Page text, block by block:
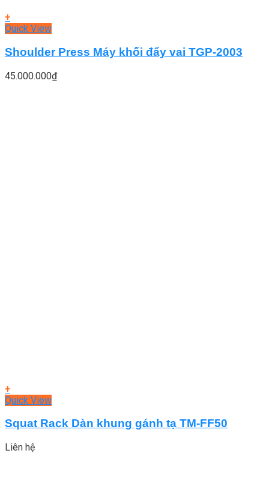
+
Quick View
Shoulder Press Máy khối đẩy vai TGP-2003
45.000.000₫
+
Quick View
Squat Rack Dàn khung gánh tạ TM-FF50
Liên hệ